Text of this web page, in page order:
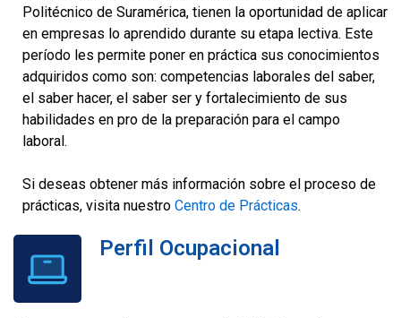
Politécnico de Suramérica, tienen la oportunidad de aplicar
en empresas lo aprendido durante su etapa lectiva. Este
período les permite poner en práctica sus conocimientos
adquiridos como son: competencias laborales del saber,
el saber hacer, el saber ser y fortalecimiento de sus
habilidades en pro de la preparación para el campo
laboral.
Si deseas obtener más información sobre el proceso de
prácticas, visita nuestro Centro de Prácticas.
Perfil Ocupacional